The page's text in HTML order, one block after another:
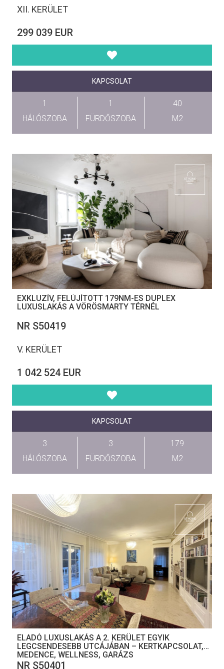
XII. KERÜLET
299 039 EUR
KAPCSOLAT
1
HÁLÓSZOBA
1
FÜRDŐSZOBA
40
M2
EXKLUZÍV, FELÚJÍTOTT 179NM-ES DUPLEX
LUXUSLAKÁS A VÖRÖSMARTY TÉRNÉL
NR S50419
V. KERÜLET
1 042 524 EUR
KAPCSOLAT
3
HÁLÓSZOBA
3
FÜRDŐSZOBA
179
M2
ELADÓ LUXUSLAKÁS A 2. KERÜLET EGYIK
LEGCSENDESEBB UTCÁJÁBAN – KERTKAPCSOLAT,
MEDENCE, WELLNESS, GARÁZS
NR S50401